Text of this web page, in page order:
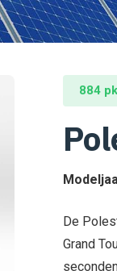
884
De
Grand